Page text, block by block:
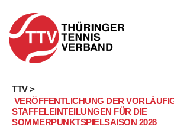
Skip
content
TTV >
VERÖFFENTLICHUNG DER
STAFFELEINTEILUNGEN FÜR DIE
SOMMERPUNKTSPIELSAISON 2026